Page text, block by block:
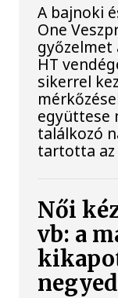
A bajnoki
One
győzelmet
HT
sikerrel
együttese
találkozó
tartotta az
Női
vb: a